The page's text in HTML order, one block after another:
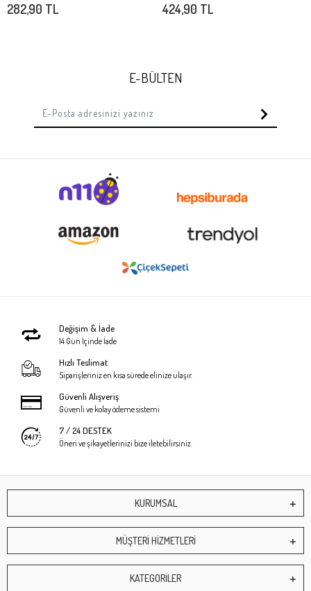
282,90 TL 424,90 TL
E-BÜLTEN
Değişim & İade
14 Gün İçinde İade
Hızlı Teslimat
Siparişleriniz en kısa sürede elinize ulaşır.
Güvenli Alışveriş
Güvenli ve kolay ödeme sistemi
7 / 24 DESTEK
Öneri ve şikayetlerinizi bize iletebilirsiniz.
KURUMSAL
MÜŞTERİ HİZMETLERİ
KATEGORİLER